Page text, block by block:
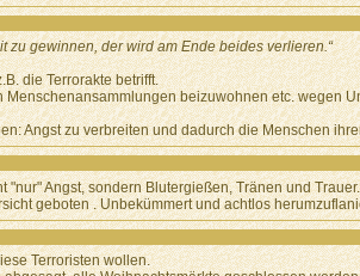
zu gewinnen, der wird am Ende beides verlieren.“
die Terrorakte betrifft.
Menschenansammlungen beizuwohnen etc. wegen
Angst zu verbreiten und dadurch die Menschen
"nur" Angst, sondern Blutergießen, Tränen und
geboten . Unbekümmert und achtlos
Terroristen wollen.